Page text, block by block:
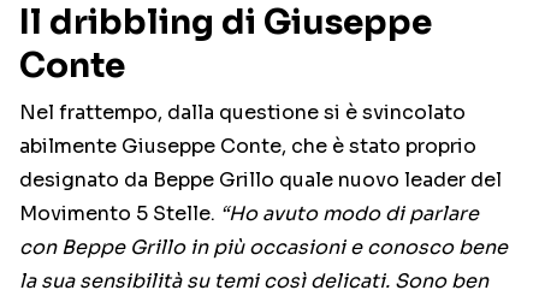
Il dribbling di Giuseppe
Conte
Nel frattempo, dalla questione si è svincolato
abilmente Giuseppe Conte, che è stato proprio
designato da Beppe Grillo quale nuovo leader del
Movimento 5 Stelle. “Ho avuto modo di parlare
con Beppe Grillo in più occasioni e conosco bene
la sua sensibilità su temi così delicati. Sono ben